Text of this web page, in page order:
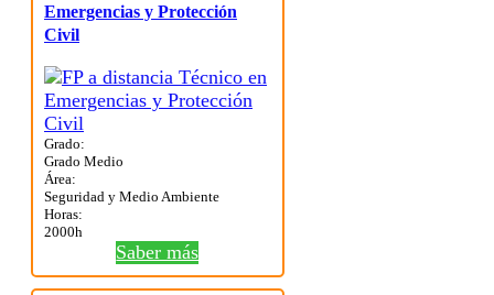
Emergencias y Protección
Civil
Grado:
Grado Medio
Área:
Seguridad y Medio Ambiente
Horas:
2000h
Saber más